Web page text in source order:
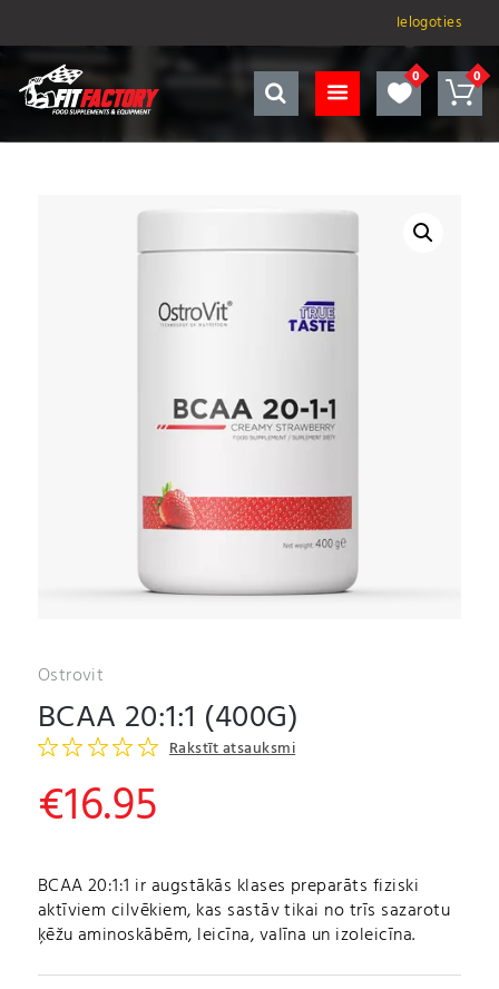
Ielogoties
Ostrovit
BCAA 20:1:1 (400G)
Rakstīt atsauksmi
€16.95
BCAA 20:1:1 ir augstākās klases preparāts fiziski
aktīviem cilvēkiem, kas sastāv tikai no trīs sazarotu
ķēžu aminoskābēm, leicīna, valīna un izoleicīna.